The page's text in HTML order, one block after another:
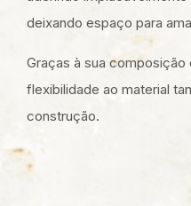
deixando espaço para
Graças à sua
flexibilidade ao material
construção.